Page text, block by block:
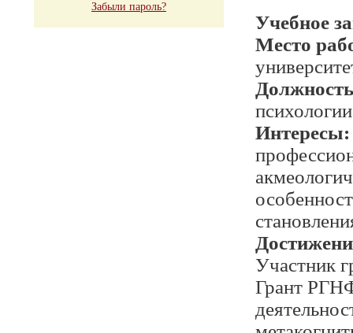
Забыли пароль?
Учебное
Место
психологии
Интересы:
Участник
Грант